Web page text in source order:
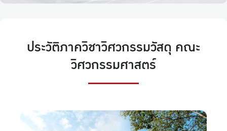
ประวัติภาควิชาวิศวกรรมวัสดุ คณะ
วิศวกรรมศาสตร์